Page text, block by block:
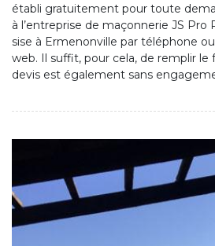
établi gratuitement pour toute
à l’entreprise de maçonnerie JS Pro
sise à Ermenonville par téléphone
web. Il suffit, pour cela, de remplir le
devis est également sans